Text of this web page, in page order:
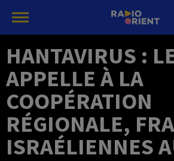
HANTAVIRUS :
APPELLE À LA
COOPÉRATION
RÉGIONALE,
ISRAÉLIENNES